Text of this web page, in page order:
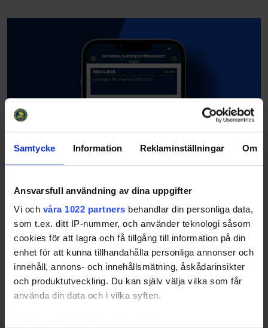
Samtycke Information Reklaminställningar Om
Ansvarsfull användning av dina uppgifter
Vi och våra 1022 partners behandlar din personliga data,
som t.ex. ditt IP-nummer, och använder teknologi såsom
cookies för att lagra och få tillgång till information på din
enhet för att kunna tillhandahålla personliga annonser och
innehåll, annons- och innehållsmätning, åskådarinsikter
och produktutveckling. Du kan själv välja vilka som får
använda din data och i vilka syften.